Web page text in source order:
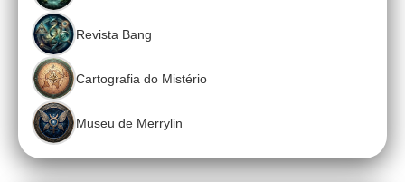
Revista Bang
Cartografia do Mistério
Museu de Merrylin